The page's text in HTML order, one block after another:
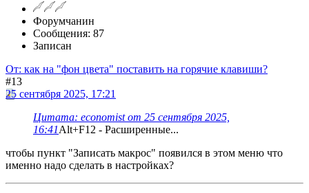
Форумчанин
Сообщения: 87
Записан
От: как на "фон цвета" поставить на горячие клавиши?
#13
25 сентября 2025, 17:21
Цитата: economist от 25 сентября 2025,
16:41Alt+F12 - Расширенные...
чтобы пункт "Записать макрос" появился в этом меню что
именно надо сделать в настройках?